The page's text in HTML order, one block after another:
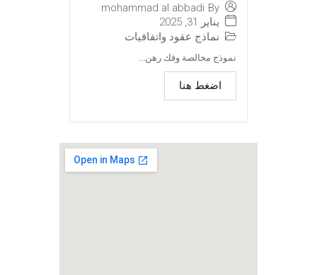
By
mohammad al abbadi
يناير 31, 2025
نماذج عقود واتفاقيات
نموذج مخالصة وفك رهن...
اضغط هنا